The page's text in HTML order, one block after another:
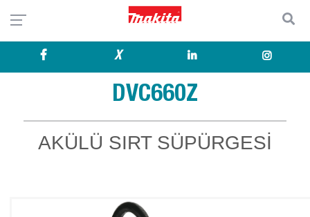
X
DVC660Z
AKÜLÜ SIRT SÜPÜRGESİ